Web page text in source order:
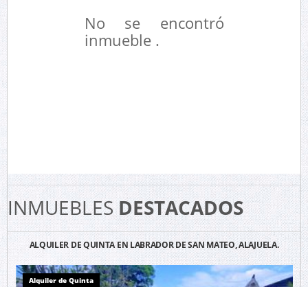
No se encontró
inmueble .
INMUEBLESDESTACADOS
ALQUILER DE QUINTA EN LABRADOR DE SAN MATEO, ALAJUELA.
Alquiler de Quinta